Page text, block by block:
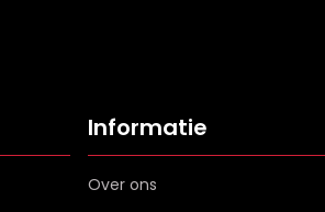
Informatie
Over ons